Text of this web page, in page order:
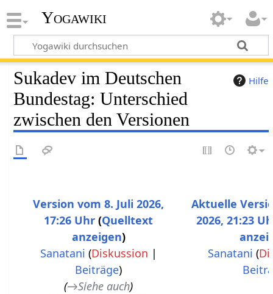
Yogawiki
Hilfe
Sukadev im Deutschen
Bundestag: Unterschied
zwischen den Versionen
Version vom 8. Juli 2026,
17:26 Uhr Quelltext
anzeigen
Sanatani (Diskussion |
Beiträge)
→Siehe auch
Aktuelle
2026, 21:23
Sanatani (